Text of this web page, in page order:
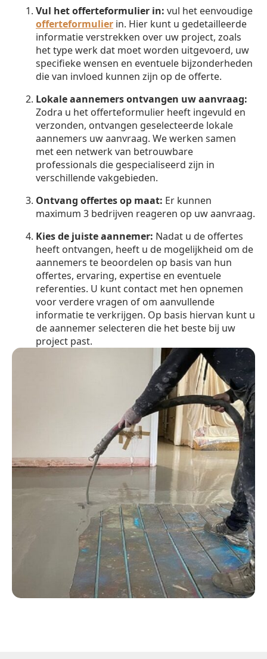
Vul het offerteformulier in: vul het eenvoudige
offerteformulier in. Hier kunt u gedetailleerde
informatie verstrekken over uw project, zoals
het type werk dat moet worden uitgevoerd, uw
specifieke wensen en eventuele bijzonderheden
die van invloed kunnen zijn op de offerte.
Lokale aannemers ontvangen uw aanvraag:
Zodra u het offerteformulier heeft ingevuld en
verzonden, ontvangen geselecteerde lokale
aannemers uw aanvraag. We werken samen
met een netwerk van betrouwbare
professionals die gespecialiseerd zijn in
verschillende vakgebieden.
Ontvang offertes op maat: Er kunnen
maximum 3 bedrijven reageren op uw aanvraag.
Kies de juiste aannemer: Nadat u de offertes
heeft ontvangen, heeft u de mogelijkheid om de
aannemers te beoordelen op basis van hun
offertes, ervaring, expertise en eventuele
referenties. U kunt contact met hen opnemen
voor verdere vragen of om aanvullende
informatie te verkrijgen. Op basis hiervan kunt u
de aannemer selecteren die het beste bij uw
project past.